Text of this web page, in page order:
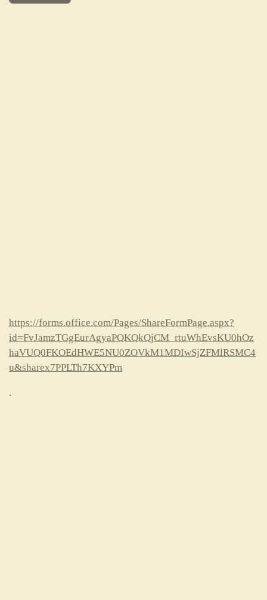
https://forms.office.com/Pages/ShareFormPage.aspx?
id=FvJamzTGgEurAgyaPQKQkQjCM_rtuWhEvsKU0hOz
haVUQ0FKOEdHWE5NU0ZOVkM1MDIwSjZFMlRSMC4
u&sharex7PPLTh7KXYPm
.